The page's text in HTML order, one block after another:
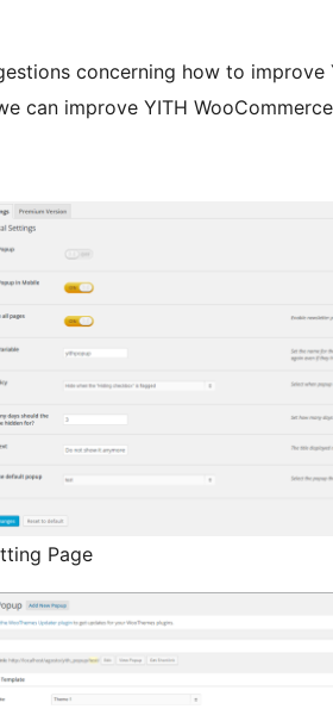
concerning how to improve
can improve YITH
Page